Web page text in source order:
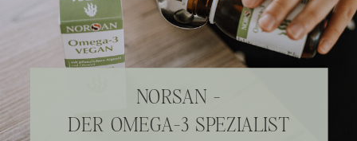
NORSAN -
DER OMEGA-3 SPEZIALIST